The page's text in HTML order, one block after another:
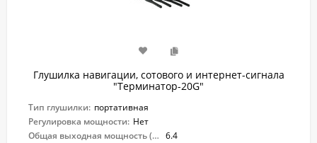
Глушилка навигации, сотового и интернет-сигнала
"Терминатор-20G"
Тип глушилки: портативная
Регулировка мощности: Нет
Общая выходная мощность (Вт): 6.4